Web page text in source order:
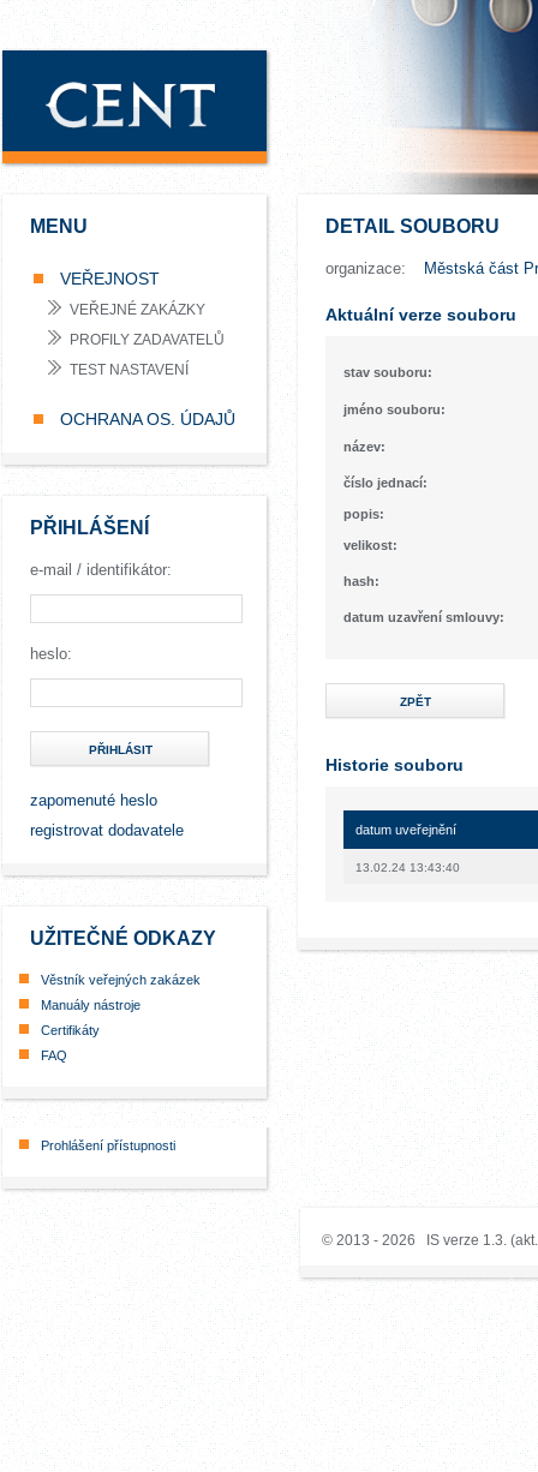
MENU
VEŘEJNOST
VEŘEJNÉ ZAKÁZKY
PROFILY ZADAVATELŮ
TEST NASTAVENÍ
OCHRANA OS. ÚDAJŮ
PŘIHLÁŠENÍ
e-mail / identifikátor:
heslo:
PŘIHLÁSIT
zapomenuté heslo
registrovat dodavatele
UŽITEČNÉ ODKAZY
Věstník veřejných zakázek
Manuály nástroje
Certifikáty
FAQ
Prohlášení přístupnosti
DETAIL SOUBORU
organizace: Městská část
Aktuální verze souboru
stav souboru:
jméno souboru:
název:
číslo jednací:
popis:
velikost:
hash:
datum uzavření smlouvy:
ZPĚT
Historie souboru
datum uveřejnění
13.02.24 13:43:40
© 2013 - 2026 IS verze 1.3.